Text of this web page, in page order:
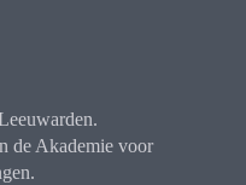
de Akademie voor